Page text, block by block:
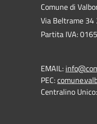
Comune di
Via Beltrame 34
Partita IVA:
EMAIL:
PEC:
Centralino